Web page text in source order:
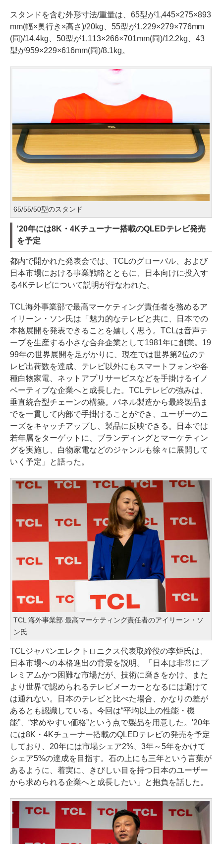
スタンドを含む外形寸法/重量は、65型が1,445×275×893
mm(幅×奥行き×高さ)/20kg、55型が1,229×279×776mm
(同)/14.4kg、50型が1,113×266×701mm(同)/12.2kg、43
型が959×229×616mm(同)/8.1kg。
65/55/50型のスタンド
'20年には8K・4Kチューナー搭載のQLEDテレビ発売
を予定
都内で開かれた発表会では、TCLのグローバル、および
日本市場における事業戦略とともに、日本向けに投入す
る4Kテレビについて説明が行なわれた。
TCL海外事業部で最高マーケティング責任者を務めるア
イリーン・ソン氏は「魅力的なテレビと共に、日本での
本格展開を発表できることを嬉しく思う。TCLは音声テ
ープを生産する小さな合弁企業として1981年に創業。19
99年の世界展開を足がかりに、現在では世界第2位のテ
レビ出荷数を達成、テレビ以外にもスマートフォンや各
種白物家電、ネットアプリサービスなどを手掛けるイノ
ベーティブな企業へと成長した。TCLテレビの強みは、
垂直統合型チェーンの構築。パネル製造から最終製品ま
でを一貫して内部で手掛けることができ、ユーザーのニ
ーズをキャッチアップし、製品に反映できる。日本では
若年層をターゲットに、ブランディングとマーケティン
グを実施し、白物家電などのジャンルも徐々に展開して
いく予定」と語った。
TCL 海外事業部 最高マーケティング責任者のアイリーン・ソ
ン氏
TCLジャパンエレクトロニクス代表取締役の李炬氏は、
日本市場への本格進出の背景を説明。「日本は非常にプ
レミアムかつ困難な市場だが、技術に磨きをかけ、また
より世界で認められるテレビメーカーとなるには避けて
は通れない。日本のテレビと比べた場合、かなりの差が
あるとも認識している。今回は“平均以上の性能・機
能”、“求めやすい価格”という点で製品を用意した。'20年
には8K・4Kチューナー搭載のQLEDテレビの発売を予定
しており、20年には市場シェア2%、3年～5年をかけて
シェア5%の達成を目指す。石の上にも三年という言葉が
あるように、着実に、きびしい目を持つ日本のユーザー
から求められる企業へと成長したい」と抱負を話した。